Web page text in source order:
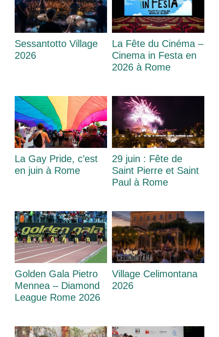
Sessantotto Village
2026
La Fête du Cinéma –
Cinema in Festa en
2026 à Rome
La Gay Pride, c’est
en juin à Rome
29 juin : Fête de
Saint Pierre et Saint
Paul à Rome
Golden Gala Pietro
Mennea – Diamond
League Rome 2026
Village Celimontana
2026